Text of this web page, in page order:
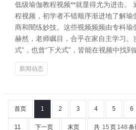
低级瑜伽教程视频**就显得尤为进击。
程视频，初学者不错顺序渐进地了解瑜
商和闇练妙技。这些视频频频由专科瑜
赫然，老师瞩目，合乎在家自主学习。
式”，也曾“下犬式”，皆能在视频中找到
新闻动态
首页 1 2 3 4 5 6
11 下一页 末页 共 15 页 148 条